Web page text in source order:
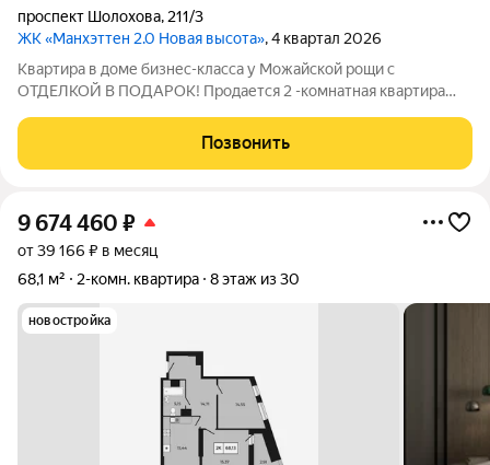
проспект Шолохова, 211/3
ЖК «Манхэттен 2.0 Новая высота», 4 квартал 2026
Квартира в доме бизнес-класса у Можайской рощи с
ОТДЕЛКОЙ В ПОДАРОК! Продается 2 -комнатная квартира
Шолохова 211/3. Дом расположен прямо у Можайской рощи
Позвонить
9 674 460 ₽
от 39 166 ₽ в месяц
68,1 м²
2-комн. квартира 8 этаж из 30
новостройка